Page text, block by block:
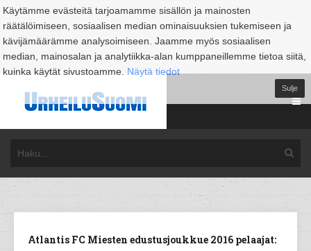
Käytämme evästeitä tarjoamamme sisällön ja mainosten
räätälöimiseen, sosiaalisen median ominaisuuksien tukemiseen ja
kävijämäärämme analysoimiseen. Jaamme myös sosiaalisen
median, mainosalan ja analytiikka-alan kumppaneillemme tietoa siitä,
kuinka käytät sivustoamme. Näytä tiedot
Sulje
Atlantis FC Miesten edustusjoukkue 2016 pelaajat: